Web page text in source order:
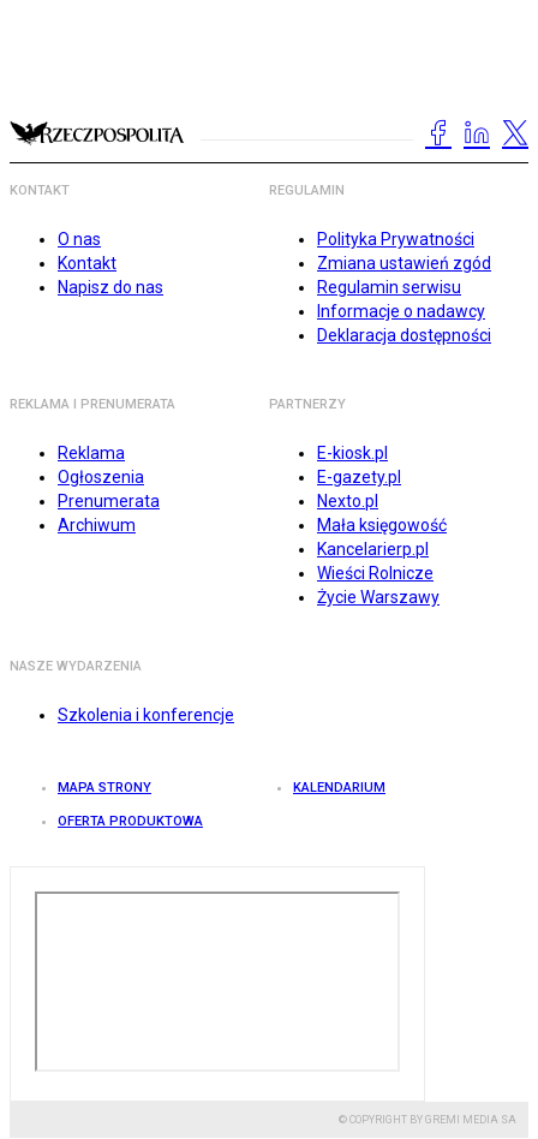
KONTAKT
O nas
Kontakt
Napisz do nas
REGULAMIN
Polityka Prywatności
Zmiana ustawień zgód
Regulamin serwisu
Informacje o nadawcy
Deklaracja dostępności
REKLAMA I PRENUMERATA
Reklama
Ogłoszenia
Prenumerata
Archiwum
PARTNERZY
E-kiosk.pl
E-gazety.pl
Nexto.pl
Mała księgowość
Kancelarierp.pl
Wieści Rolnicze
Życie Warszawy
NASZE WYDARZENIA
Szkolenia i konferencje
MAPA STRONY KALENDARIUM
OFERTA PRODUKTOWA
© COPYRIGHT BY GREMI MEDIA SA